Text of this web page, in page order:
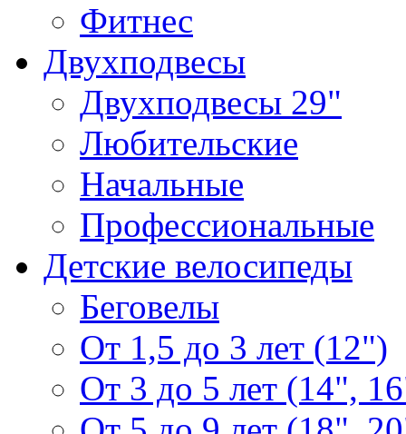
Фитнес
Двухподвесы
Двухподвесы 29"
Любительские
Начальные
Профессиональные
Детские велосипеды
Беговелы
От 1,5 до 3 лет (12")
От 3 до 5 лет (14",